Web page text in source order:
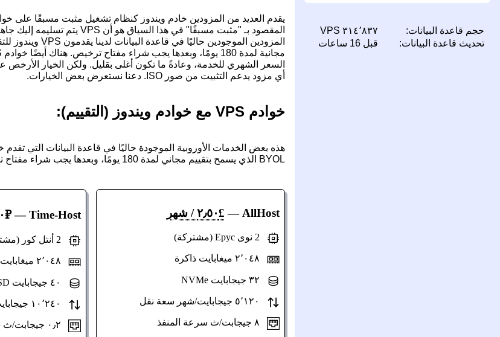
حجم قاعدة البيانات:
٣١٤٬٨٣٧ VPS
تحديث قاعدة البيانات:
قبل 16 ساعات
المزودين الموجودين حاليًا في قاعدة البيانات لدينا يقدمون VPS ويندوز للتقييم مع شرط
أي مزود يدعم التثبيت من صور ISO. دعنا نستعرض بعض الخيارات.
خوادم VPS مع خوادم ويندوز (التقييم):
BYOL الذي يسمح بتقييم مجاني لمدة 180 يومًا، وبعدها يجب شراء مفتاح ترخيص ويندوز.
AllHost
— £٢٫٥٠ / شهر
٢٬٠٤٨ ميغابايت ذاكرة
Time-Host— ₽٣٩٩٫٠٠ / شهر